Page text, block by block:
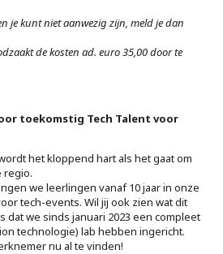
je kunt niet aanwezig zijn, meld je dan
de kosten ad. euro 35,00 door te
toekomstig Tech Talent voor
het kloppend hart als het gaat om
regio.
we leerlingen vanaf 10 jaar in onze
tech-events. Wil jij ook zien wat dit
dat we sinds januari 2023 een compleet
technologie) lab hebben ingericht.
nu al te vinden!